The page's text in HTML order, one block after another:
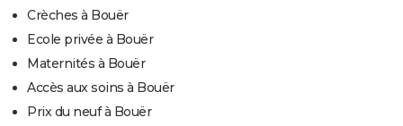
Crèches à Bouër
Ecole privée à Bouër
Maternités à Bouër
Accès aux soins à Bouër
Prix du neuf à Bouër